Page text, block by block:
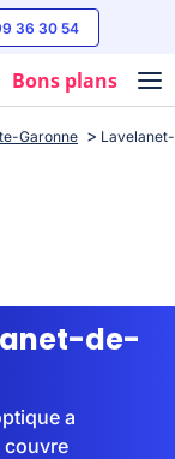
36 30 54
Bons plans
Garonne
de-
a
couvre